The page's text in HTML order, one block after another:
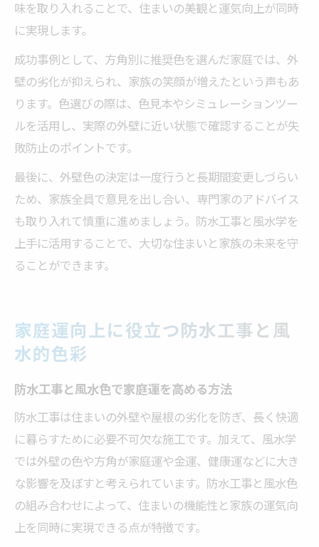
味を取り入れることで、住まいの美観と運気向上が同時
に実現します。
成功事例として、方角別に推奨色を選んだ家庭では、外
壁の劣化が抑えられ、家族の笑顔が増えたという声もあ
ります。色選びの際は、色見本やシミュレーションツー
ルを活用し、実際の外壁に近い状態で確認することが失
敗防止のポイントです。
最後に、外壁色の決定は一度行うと長期間変更しづらい
ため、家族全員で意見を出し合い、専門家のアドバイス
も取り入れて慎重に進めましょう。防水工事と風水学を
上手に活用することで、大切な住まいと家族の未来を守
ることができます。
家庭運向上に役立つ防水工事と風
水的色彩
防水工事と風水色で家庭運を高める方法
防水工事は住まいの外壁や屋根の劣化を防ぎ、長く快適
に暮らすために必要不可欠な施工です。加えて、風水学
では外壁の色や方角が家庭運や金運、健康運などに大き
な影響を及ぼすと考えられています。防水工事と風水色
の組み合わせによって、住まいの機能性と家族の運気向
上を同時に実現できる点が特徴です。